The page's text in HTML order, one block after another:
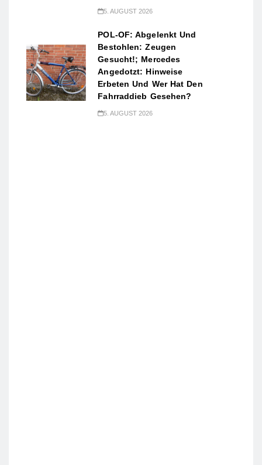
5. AUGUST 2026
POL-OF: Abgelenkt Und
Bestohlen: Zeugen
Gesucht!; Mercedes
Angedotzt: Hinweise
Erbeten Und Wer Hat Den
Fahrraddieb Gesehen?
5. AUGUST 2026